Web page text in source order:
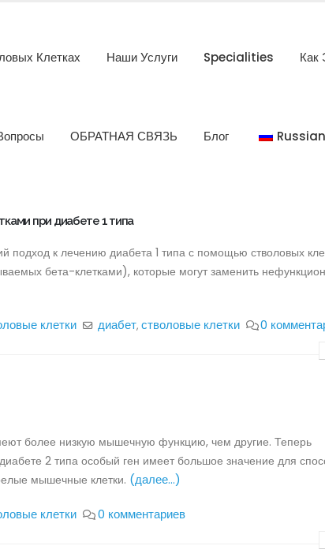
Клетках Наши Услуги Specialities Как
ОБРАТНАЯ СВЯЗЬ Блог Russian
при диабете 1 типа
к лечению диабета 1 типа с помощью стволовых
бета-клетками), которые могут заменить
клетки диабет, стволовые клетки 0
более низкую мышечную функцию, чем другие. Теперь
2 типа особый ген имеет большое значение для
мышечные клетки. (далее…)
клетки 0 комментариев